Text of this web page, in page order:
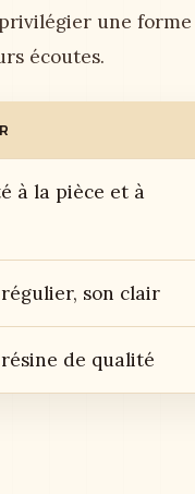
une
écoutes.
à la pièce et à
son clair
de qualité